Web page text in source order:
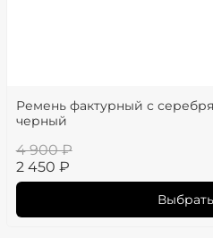
Ремень фактурный с
черный
4 900 ₽
2 450 ₽
Выбрать